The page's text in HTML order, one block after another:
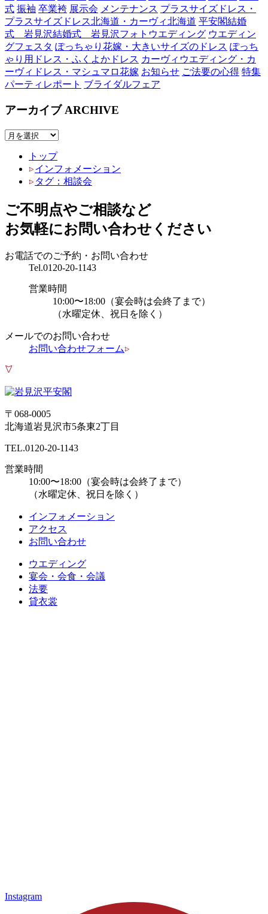
式 振袖 卒業袴 展示会 メンテナンス プラスサイズドレス・
プラスサイズドレス北海道・カーヴィ北海道 平安閣結婚
式 岩見沢結婚式 岩見沢フォトウエディング ウエディン
グフェスタ ぽっちゃり花嫁・大きいサイズのドレス ぽっち
ゃり用ドレス・ふくよかドレス カーヴィウエディング・カ
ーヴィドレス・マシュマロ花嫁 お知らせ ご法要の心得 特集
パーティレポート ブライダルフェア
アーカイブ ARCHIVE
トップ
インフォメーション
タグ：相談会
ご不明点やご相談など
お気軽にお問い合わせください
お電話でのご予約・お問い合わせ
Tel.0120-20-1143
営業時間
10:00〜18:00（宴会時は会終了まで）
（水曜定休、祝日を除く）
メールでのお問い合わせ
お問い合わせフォーム
〒068-0005
北海道岩見沢市5条東2丁目
TEL.0120-20-1143
営業時間
10:00〜18:00（宴会時は会終了まで）
（水曜定休、祝日を除く）
インフォメーション
アクセス
お問い合わせ
ウエディング
宴会・会食・会議
法要
貸衣裳
Instagram